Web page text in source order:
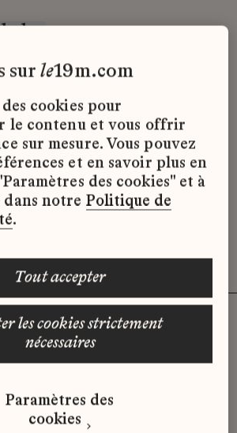
qu’il n’y ait pas
disponibles pour le
pas trouvé d'offre
à votre profil ?
votre candidature
surle19m.com
cookies pour
le contenu et vous offrir
sur mesure. Vous pouvez
et en savoir plus en
des cookies" et à
notre Politique de
.
nécessaires
tout accepter
Paramètres des
cookies